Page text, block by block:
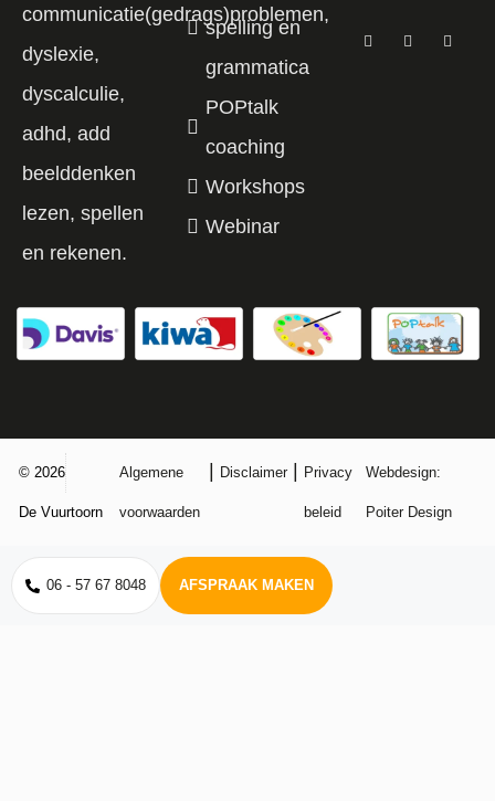
communicatie(gedrags)problemen,
dyslexie,
dyscalculie,
adhd, add
beelddenken
lezen, spellen
en rekenen.
spelling en
grammatica
POPtalk
coaching
Workshops
Webinar
© 2026
De Vuurtoorn
Algemene
voorwaarden
Disclaimer Privacy
beleid
Webdesign:
Poiter Design
06 - 57 67 8048 AFSPRAAK MAKEN